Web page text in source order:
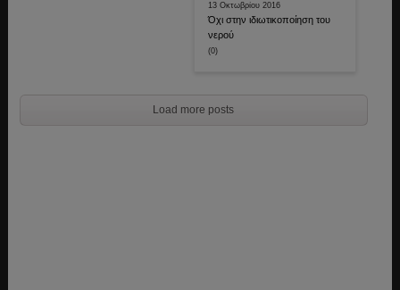
13 Οκτωβρίου 2016
Όχι στην ιδιωτικοποίηση του
νερού
(0)
Load more posts